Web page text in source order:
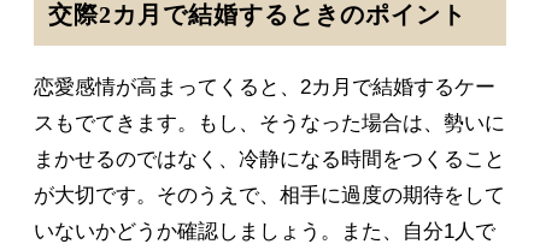
交際2カ月で結婚するときのポイント
恋愛感情が高まってくると、2カ月で結婚するケー
スもでてきます。もし、そうなった場合は、勢いに
まかせるのではなく、冷静になる時間をつくること
が大切です。そのうえで、相手に過度の期待をして
いないかどうか確認しましょう。また、自分1人で